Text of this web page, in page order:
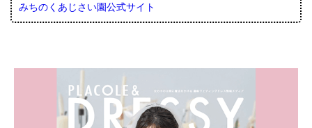
みちのくあじさい園公式サイト